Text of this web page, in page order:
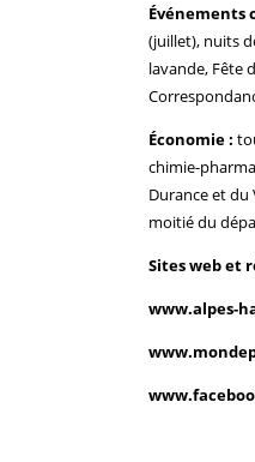
Événements
(juillet), nuits
lavande, Fête
Économie :
chimie-
Durance et
moitié du
Sites web et
www.alpes-